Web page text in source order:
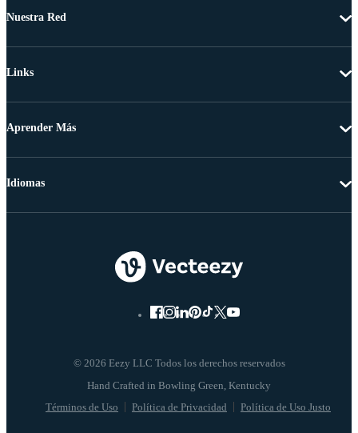
Nuestra Red
Links
Aprender Más
© 2026 Eezy LLC Todos los derechos reservados
Términos de Uso Política de Privacidad Política de Uso Justo
Idiomas